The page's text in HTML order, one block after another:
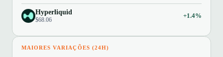
Hyperliquid
$68.06
+1.4%
MAIORES VARIAÇÕES (24H)